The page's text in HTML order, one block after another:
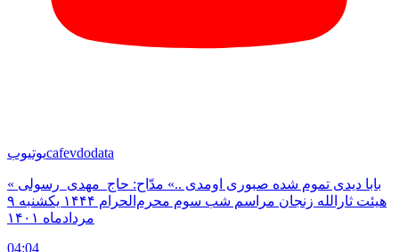
یوتیوبcafevdodata
« بابا دیدی تموم شده صبوری اومدی ..» مدّاح: حاج_مهدی_رسولی
هیئت ثارالله زنجان مراسم شب سوم محرم‌الحرام ۱۴۴۴ یکشنبه ۹
مردادماه ۱۴۰۱
04:04